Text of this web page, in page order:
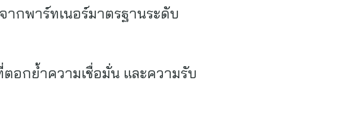
ากพาร์ทเนอร์มาตรฐานระดับ
อกย้ำความเชื่อมั่น และความรับ